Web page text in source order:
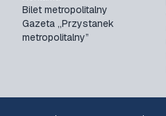
Bilet metropolitalny
Gazeta „Przystanek
metropolitalny”